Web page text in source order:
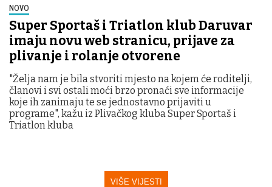
NOVO
Super Sportaš i Triatlon klub Daruvar
imaju novu web stranicu, prijave za
plivanje i rolanje otvorene
"Želja nam je bila stvoriti mjesto na kojem će roditelji,
članovi i svi ostali moći brzo pronaći sve informacije
koje ih zanimaju te se jednostavno prijaviti u
programe", kažu iz Plivačkog kluba Super Sportaš i
Triatlon kluba
VIŠE VIJESTI